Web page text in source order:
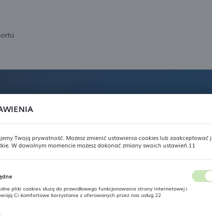
Twoją prywatność. Możesz zmienić ustawienia cookies lub zaakceptować
W dowolnym momencie możesz dokonać zmiany swoich ustawień.11
pliki cookies służą do prawidłowego funkcjonowania strony internetowej i
Ci komfortowe korzystanie z oferowanych przez nas usług.22
odpowiadają na podejmowane przez Ciebie działania w celu m.in. dostosowania
USTAWIENIA REGIONALNE
Lokalizacja
Polska